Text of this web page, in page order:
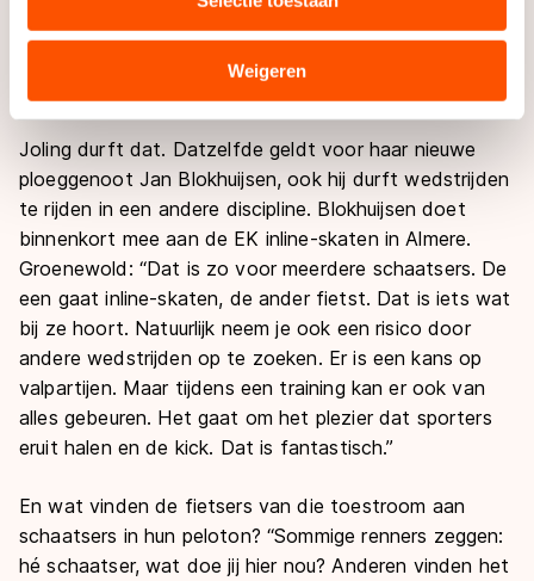
combineren met andere gegevens die u aan hen heeft
verstrekt of die zij hebben verzameld via hun services.
Sommige partners kunnen gegevens doorgeven aan
landen buiten de EU, zoals de VS, waar mogelijk geen
adequaat beschermingsniveau geldt volgens de GDPR.
Door op ‘Toestaan’ te klikken, stemt u in met deze
overdracht. Meer informatie vindt u in onscookiebeleid.
Weigeren
schijt als je tussen de wielen moet fietsen, dan gaat
het niks worden. Er moet ook nog gestuurd worden en
Joling durft dat. Datzelfde geldt voor haar nieuwe
ploeggenoot Jan Blokhuijsen, ook hij durft wedstrijden
te rijden in een andere discipline. Blokhuijsen doet
binnenkort mee aan de EK inline-skaten in Almere.
Groenewold: “Dat is zo voor meerdere schaatsers. De
een gaat inline-skaten, de ander fietst. Dat is iets wat
bij ze hoort. Natuurlijk neem je ook een risico door
andere wedstrijden op te zoeken. Er is een kans op
valpartijen. Maar tijdens een training kan er ook van
alles gebeuren. Het gaat om het plezier dat sporters
eruit halen en de kick. Dat is fantastisch.”
En wat vinden de fietsers van die toestroom aan
schaatsers in hun peloton? “Sommige renners zeggen:
hé schaatser, wat doe jij hier nou? Anderen vinden het